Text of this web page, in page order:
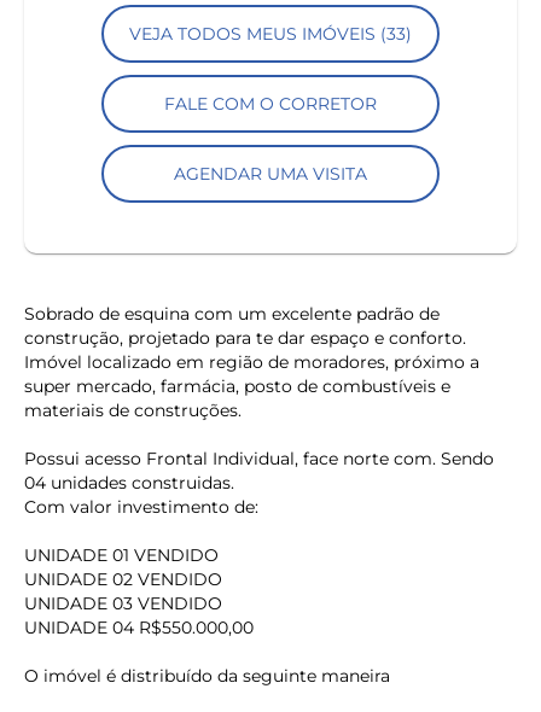
VEJA TODOS MEUS IMÓVEIS (33)
FALE COM O CORRETOR
AGENDAR UMA VISITA
Sobrado de esquina com um excelente padrão de
construção, projetado para te dar espaço e conforto.
Imóvel localizado em região de moradores, próximo a
super mercado, farmácia, posto de combustíveis e
materiais de construções.
Possui acesso Frontal Individual, face norte com. Sendo
04 unidades construidas.
Com valor investimento de:
UNIDADE 01 VENDIDO
UNIDADE 02 VENDIDO
UNIDADE 03 VENDIDO
UNIDADE 04 R$550.000,00
O imóvel é distribuído da seguinte maneira